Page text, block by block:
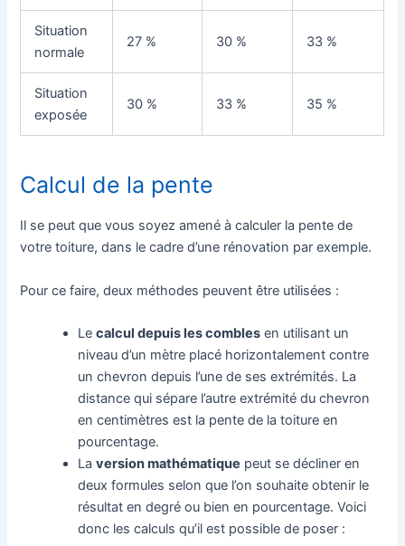
Situation
normale
27 % 30 % 33 %
Situation
exposée
30 % 33 % 35 %
Calcul de la pente
Il se peut que vous soyez amené à calculer la pente de
votre toiture, dans le cadre d’une rénovation par exemple.
Pour ce faire, deux méthodes peuvent être utilisées :
Lecalcul depuis les combles en utilisant un
niveau d’un mètre placé horizontalement contre
un chevron depuis l’une de ses extrémités. La
distance qui sépare l’autre extrémité du chevron
en centimètres est la pente de la toiture en
pourcentage.
Laversion mathématique peut se décliner en
deux formules selon que l’on souhaite obtenir le
résultat en degré ou bien en pourcentage. Voici
donc les calculs qu’il est possible de poser :